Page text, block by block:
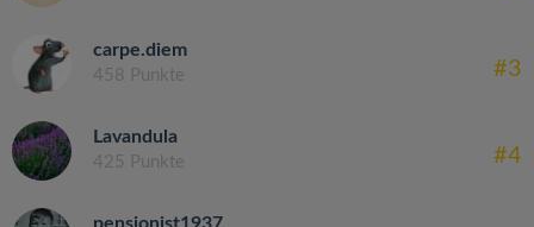
carpe.diem
458 Punkte #3
Lavandula
425 Punkte #4